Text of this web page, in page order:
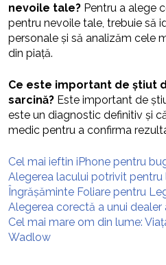
nevoile tale? Pentru a alege
pentru nevoile tale, trebuie să
personale și să analizăm cele
din piață.
Ce este important de știut
sarcină? Este important de
este un diagnostic definitiv și
medic pentru a confirma
Cel mai ieftin iPhone pentru
Alegerea lacului potrivit pentru
Îngrășăminte Foliare pentru
Alegerea corectă a unui
Cel mai mare om din lume:
Wadlow